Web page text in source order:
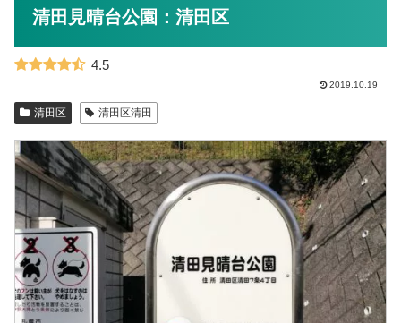
清田見晴台公園：清田区
4.5
2019.10.19
清田区 清田区清田